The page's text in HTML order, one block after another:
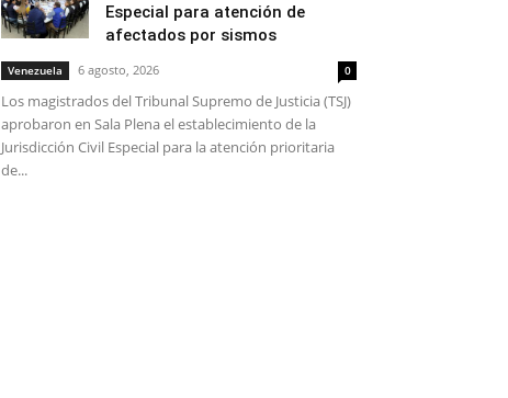
Especial para atención de
afectados por sismos
Venezuela 6 agosto, 2026 0
Los magistrados del Tribunal Supremo de Justicia (TSJ)
aprobaron en Sala Plena el establecimiento de la
Jurisdicción Civil Especial para la atención prioritaria
de...